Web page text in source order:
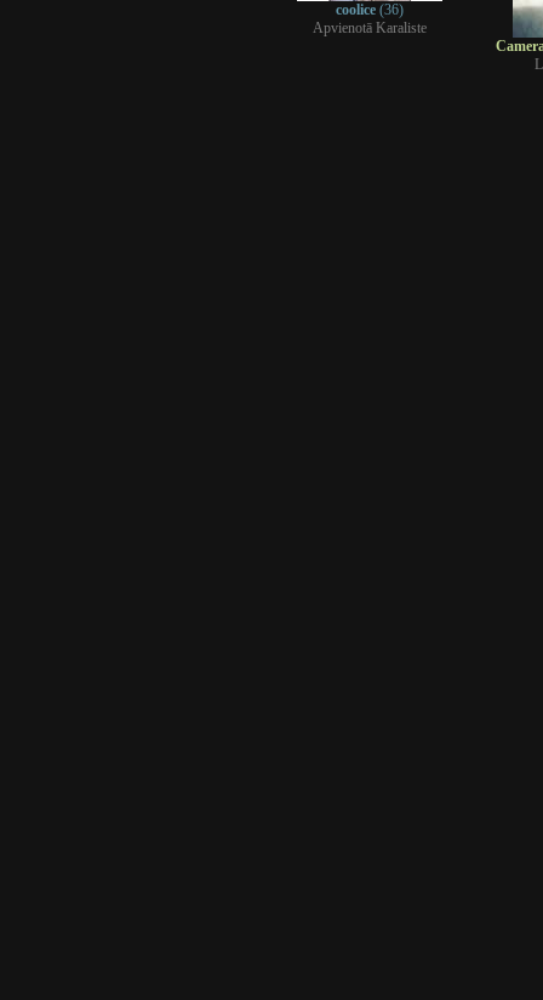
coolice (36)
Apvienotā Karaliste